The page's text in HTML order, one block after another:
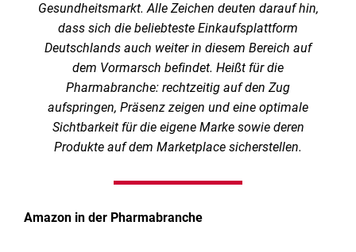
Gesundheitsmarkt. Alle Zeichen deuten darauf hin,
dass sich die beliebteste Einkaufsplattform
Deutschlands auch weiter in diesem Bereich auf
dem Vormarsch befindet. Heißt für die
Pharmabranche: rechtzeitig auf den Zug
aufspringen, Präsenz zeigen und eine optimale
Sichtbarkeit für die eigene Marke sowie deren
Produkte auf dem Marketplace sicherstellen.
Amazon in der Pharmabranche